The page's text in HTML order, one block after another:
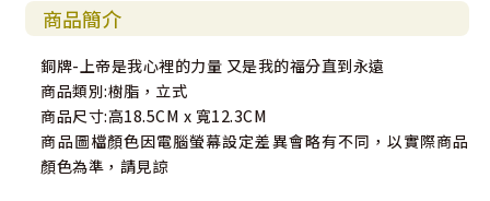
商品簡介
銅牌-上帝是我心裡的力量 又是我的福分直到永遠
商品類別:樹脂，立式
商品尺寸:高18.5CM x 寬12.3CM
商品圖檔顏色因電腦螢幕設定差異會略有不同，以實際商品
顏色為準，請見諒